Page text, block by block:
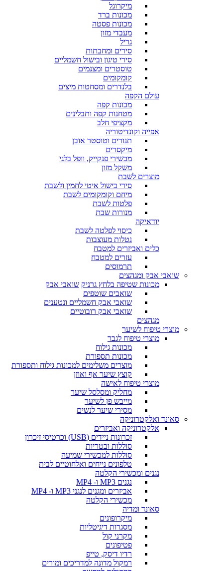
מיקרוגל
מכונות ברד
מכונות פסטה
מעבדי מזון
גריל
סירים ומחבתות
סירי טיגון ובישול חשמליים
טוסטרים ומצנמים
קומקומים
בלנדרים ומסחטות מיצים
עולם הקפה
מכונות קפה
מטחנות קפה ותבלינים
מקציפי חלב
אפייה וקונדיטוריה
תנורים וטוסטר אובן
מיקסרים
מכשירי פנקייק, וופל בלגי
משקל מזון
מוצרים לשבת
סירי בישול איטי לחמין ולשבת
מיחם וקומקומים לשבת
פלטות לשבת
מנורות שבת
יודאיקה
כיסוי לפלטה לשבת
נטלות מעוצבות
כלים ואביזרים למטבח
עזרים למטבח
תרמוסים
שואבי אבק ומגהצים
מכונות שטיפה בלחץ גרניק שואבי אבק
שואבים שוטפים
שואבי אבק חשמליים ונטענים
שואבי אבק רובוטיים
מגהצים
מוצרי טיפוח לשיער
מוצרי טיפוח לגבר
מכונות גילוח
מכונות תספורת
מוצרים משלימים למכונות גילוח ותספורת
קוצץ שיער אף ואוזן
מוצרי טיפוח לאישה
מחליק ומסלסל שיער
מייבש פן לשיער
מסירי שיער לנשים
סאונד ואלקטרוניקה
אלקטרוניקה ואביזרים
זכרונות ניידים (USB) וכרטיסי זיכרון
סוללות ובטריות
סוללות למכשירי שמיעה
טלפונים נייחים ואלחוטיים לבית
נגנים ומכשירי הקלטה
נגנים MP3 ו- MP4
אביזרים ומגנים לנגני MP3 ו- MP4
מכשירי הקלטה
סאונד ומדיה
מיקרופונים
מסגרות דיגיטליות
מקרני קול
פטיפונים
רדיו דיסק, טייפ
רמקול מדונה למדריכים ומורים